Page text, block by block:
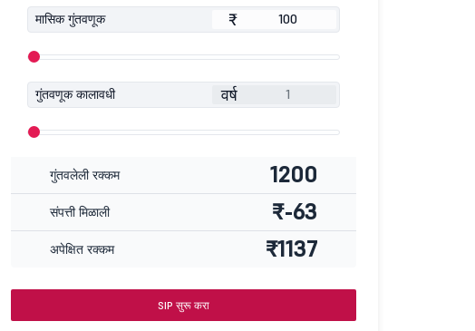
मासिक गुंतवणूक ₹
गुंतवणूक कालावधी वर्ष
गुंतवलेली रक्कम 1200
संपत्ती मिळाली ₹-63
अपेक्षित रक्कम ₹1137
SIP सुरू करा